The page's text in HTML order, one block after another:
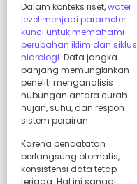
Dalam konteks riset,water
level menjadi parameter
kunci untuk memahami
perubahan iklim dan siklus
hidrologi. Data jangka
panjang memungkinkan
peneliti menganalisis
hubungan antara curah
hujan, suhu, dan respon
sistem perairan.
Karena pencatatan
berlangsung otomatis,
konsistensi data tetap
terjaga. Hal ini sangat